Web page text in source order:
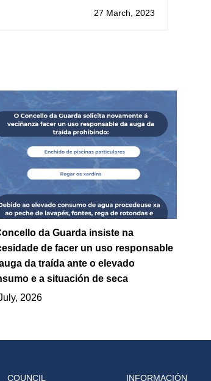
do mércores 5 e o sábado 8
27 March, 2023
da Guarda insiste na
de facer un uso responsable
da traída ante o elevado
e a situación de seca
2026
COUNCIL INFORMACIÓN